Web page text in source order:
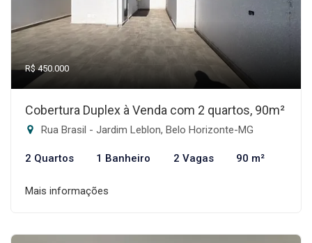
R$ 450.000
Cobertura Duplex à Venda com 2 quartos, 90m²
Rua Brasil - Jardim Leblon, Belo Horizonte-MG
2 Quartos 1 Banheiro 2 Vagas 90 m²
Mais informações